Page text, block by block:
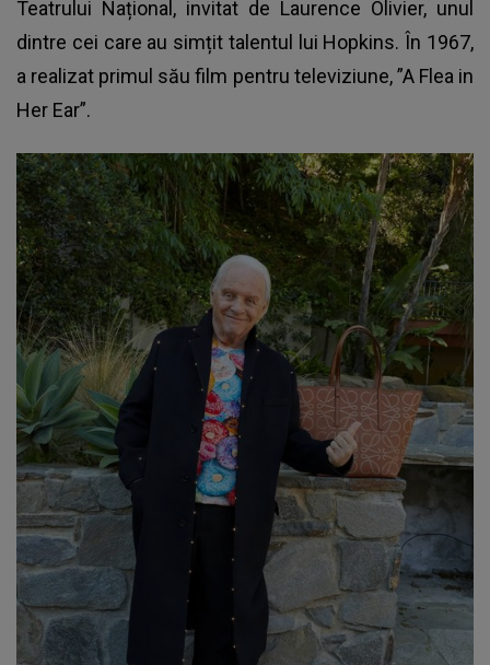
Teatrului Național, invitat de Laurence Olivier, unul
dintre cei care au simțit talentul lui Hopkins. În 1967,
a realizat primul său film pentru televiziune, ”A Flea in
Her Ear”.